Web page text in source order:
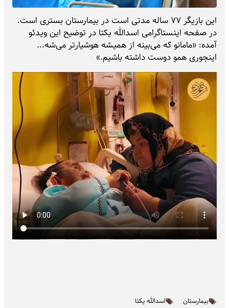
این بازیگر ۷۷ ساله مدتی است در بیمارستان بستری است.
در صفحه اینستاگرامی اسدالله یکتا در توضیح این ویدئو
آمده: «مامانو که می‌بینه از همیشه هوشیار‌تر می‌شه...
اینجوری همو دوست داشته باشیم.»
بیمارستان اسدالله یکتا